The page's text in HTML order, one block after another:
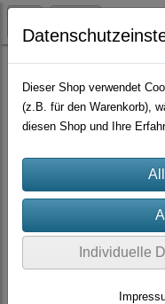
Bäume Sträucher
Produkte je Seite
Dieser Shop verwendet
(z.B. für den Warenkorb),
diesen Shop und Ihre
Individuelle